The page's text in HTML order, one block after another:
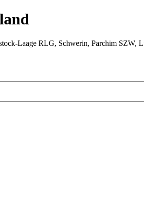
Laage RLG, Schwerin, Parchim